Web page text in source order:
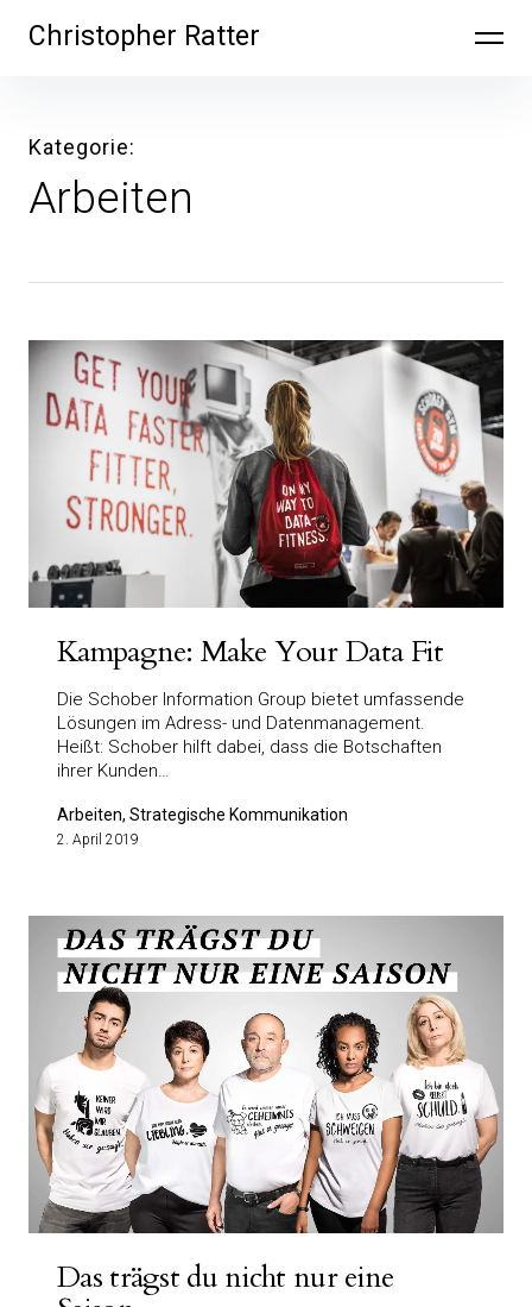
überspringen
Christopher Ratter
Kategorie
Arbeiten
Kampagne: Make Your Data Fit
Die Schober Information Group bietet umfassende
Lösungen im Adress- und Datenmanagement.
Heißt: Schober hilft dabei, dass die Botschaften
ihrer Kunden…
Arbeiten, Strategische Kommunikation
2. April 2019
Das trägst du nicht nur eine